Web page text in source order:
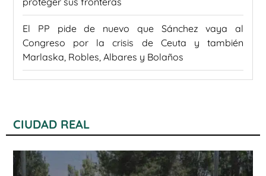
El PP pide de nuevo que Sánchez vaya al
Congreso por la crisis de Ceuta y también
Marlaska, Robles, Albares y Bolaños
CIUDAD REAL